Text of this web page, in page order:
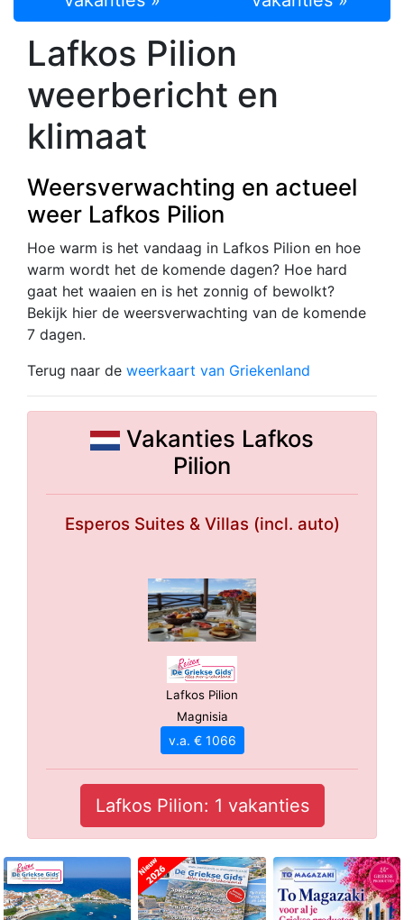
Lafkos Pilion
weerbericht en
klimaat
Weersverwachting en actueel
weer Lafkos Pilion
Hoe warm is het vandaag in Lafkos Pilion en hoe
warm wordt het de komende dagen? Hoe hard
gaat het waaien en is het zonnig of bewolkt?
Bekijk hier de weersverwachting van de komende
7 dagen.
Terug naar de weerkaart van Griekenland
Vakanties Lafkos
Pilion
Esperos Suites & Villas (incl. auto)
Lafkos Pilion
Magnisia
v.a. € 1066
Lafkos Pilion: 1 vakanties